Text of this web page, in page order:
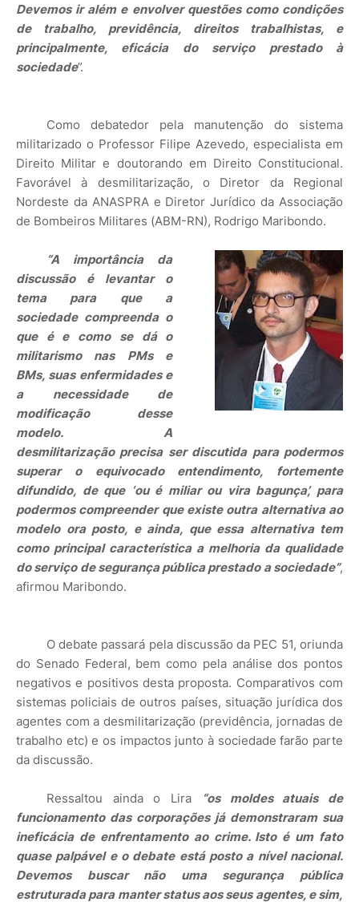
Devemos ir além e envolver questões como condições
de trabalho, previdência, direitos trabalhistas, e
principalmente, eficácia do serviço prestado à
sociedade”.
Como debatedor pela manutenção do sistema
militarizado o Professor Filipe Azevedo, especialista em
Direito Militar e doutorando em Direito Constitucional.
Favorável à desmilitarização, o Diretor da Regional
Nordeste da ANASPRA e Diretor Jurídico da Associação
de Bombeiros Militares (ABM-RN), Rodrigo Maribondo.
“A importância da
discussão é levantar o
tema para que a
sociedade compreenda o
que é e como se dá o
militarismo nas PMs e
BMs, suas enfermidades e
a necessidade de
modificação desse
modelo. A
desmilitarização precisa ser discutida para podermos
superar o equivocado entendimento, fortemente
difundido, de que ‘ou é miliar ou vira bagunça’, para
podermos compreender que existe outra alternativa ao
modelo ora posto, e ainda, que essa alternativa tem
como principal característica a melhoria da qualidade
do serviço de segurança pública prestado a sociedade”,
afirmou Maribondo.
O debate passará pela discussão da PEC 51, oriunda
do Senado Federal, bem como pela análise dos pontos
negativos e positivos desta proposta. Comparativos com
sistemas policiais de outros países, situação jurídica dos
agentes com a desmilitarização (previdência, jornadas de
trabalho etc) e os impactos junto à sociedade farão parte
da discussão.
Ressaltou ainda o Lira
“os moldes atuais de
funcionamento das corporações já demonstraram sua
ineficácia de enfrentamento ao crime. Isto é um fato
quase palpável e o debate está posto a nível nacional.
Devemos buscar não uma segurança pública
estruturada para manter status aos seus agentes, e sim,